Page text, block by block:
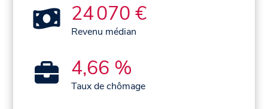
24 070 €
Revenu médian
4,66 %
Taux de chômage